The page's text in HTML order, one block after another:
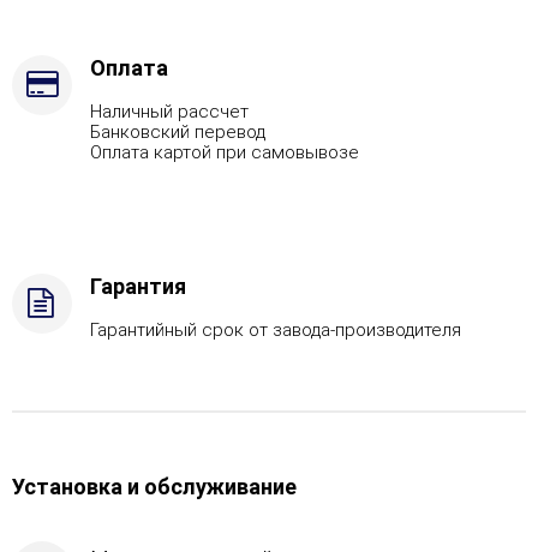
AISI
Боковой
вход
Оплата
Наличный рассчет
Банковский перевод
Оплата картой при самовывозе
Гарантия
Гарантийный срок от завода-производителя
Установка и обслуживание